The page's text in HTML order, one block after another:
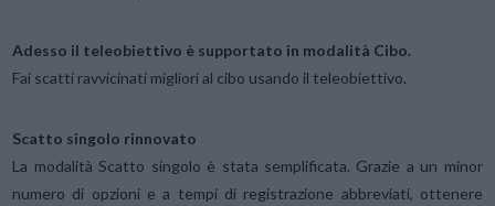
Adesso il teleobiettivo è supportato in modalità Cibo.
Fai scatti ravvicinati migliori al cibo usando il teleobiettivo.
Scatto singolo rinnovato
La modalità Scatto singolo è stata semplificata. Grazie a un minor
numero di opzioni e a tempi di registrazione abbreviati, ottenere